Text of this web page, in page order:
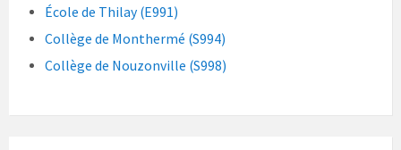
École de Thilay (E991)
Collège de Monthermé (S994)
Collège de Nouzonville (S998)